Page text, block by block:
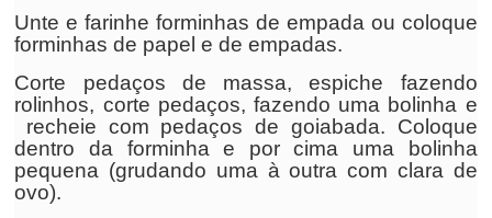
Unte e farinhe forminhas de empada ou coloque
forminhas de papel e de empadas.
Corte pedaços de massa, espiche fazendo
rolinhos, corte pedaços, fazendo uma bolinha e
recheie com pedaços de goiabada. Coloque
dentro da forminha e por cima uma bolinha
pequena (grudando uma à outra com clara de
ovo).